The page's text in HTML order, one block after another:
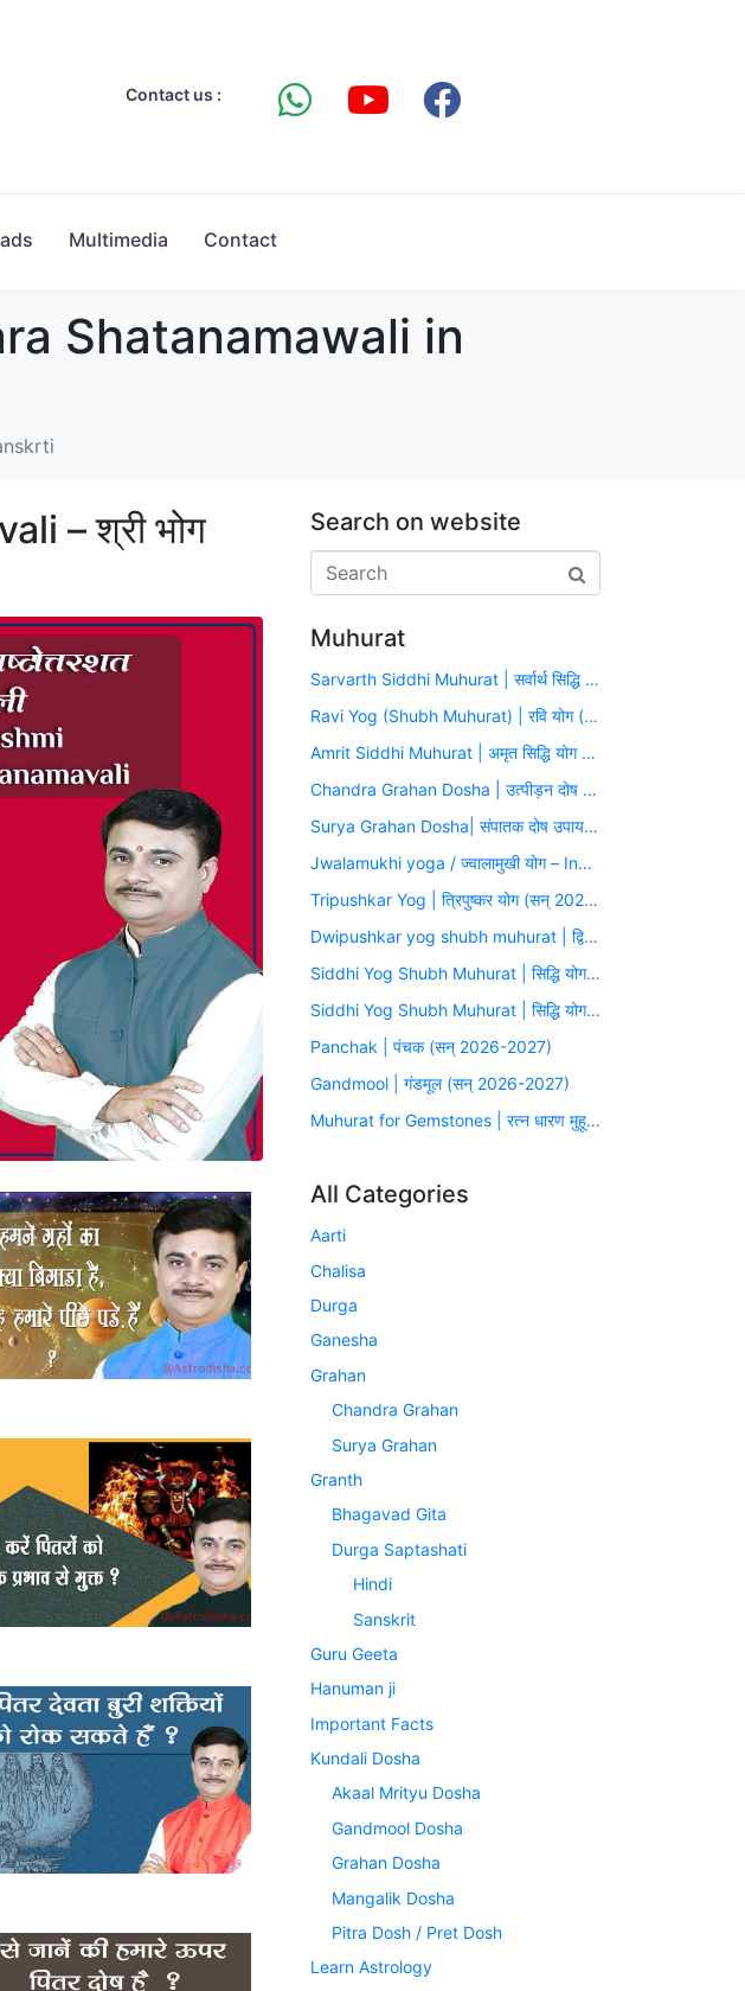
Contact us :
Multimedia Contact
Shatanamawali in
– श्री भोग
Search on website
Muhurat
Sarvarth Siddhi Muhurat | सर्वार्थ सिद्धि योग (सन् 2026-2027)
Ravi Yog (Shubh Muhurat) | रवि योग (सन् 2026-2027)
Amrit Siddhi Muhurat | अमृत सिद्धि योग (सन् 2026-2027)
Chandra Grahan Dosha | उत्पीड़न दोष उपाय मुहूर्त (सन् 2026-2027)
Surya Grahan Dosha| संपातक दोष उपाय मुहूर्त (सन् 2026-2027)
Jwalamukhi yoga / ज्वालामुखी योग – Inauspicious Yoga
Tripushkar Yog | त्रिपुष्कर योग (सन् 2026-2027)
Dwipushkar yog shubh muhurat | द्विपुष्कर योग (सन् 2026-2027)
Siddhi Yog Shubh Muhurat | सिद्धि योग (सन् 2026-2027)
Siddhi Yog Shubh Muhurat | सिद्धि योग (सन् 2026-2027)
Panchak | पंचक (सन् 2026-2027)
Gandmool | गंडमूल (सन् 2026-2027)
Muhurat for Gemstones | रत्न धारण मुहूर्त (सन् 2026-2027)
All Categories
Aarti
Chalisa
Durga
Ganesha
Grahan
Chandra Grahan
Surya Grahan
Granth
Bhagavad Gita
Durga Saptashati
Hindi
Sanskrit
Guru Geeta
Hanuman ji
Important Facts
Kundali Dosha
Akaal Mrityu Dosha
Gandmool Dosha
Grahan Dosha
Mangalik Dosha
Pitra Dosh / Pret Dosh
Learn Astrology